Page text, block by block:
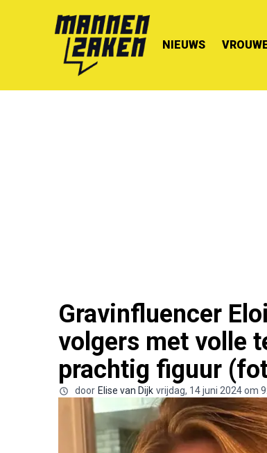
NIEUWS
Gravinfluencer
volgers met volle
prachtig figuur
door Elise van Dijk vrijdag, 14 juni 2024 om